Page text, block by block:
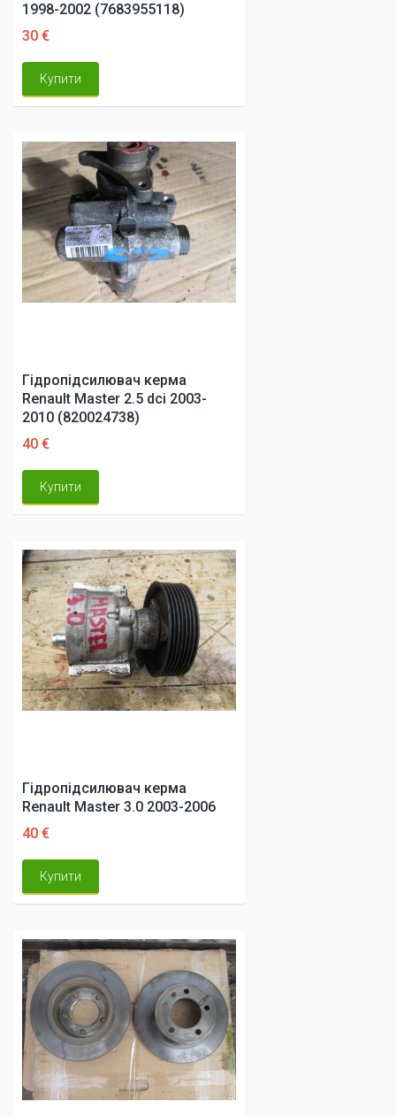
1998-2002 (7683955118)
30 €
Купити
Гідропідсилювач керма
Renault Master 2.5 dci 2003-
2010 (820024738)
40 €
Купити
Гідропідсилювач керма
Renault Master 3.0 2003-2006
40 €
Купити